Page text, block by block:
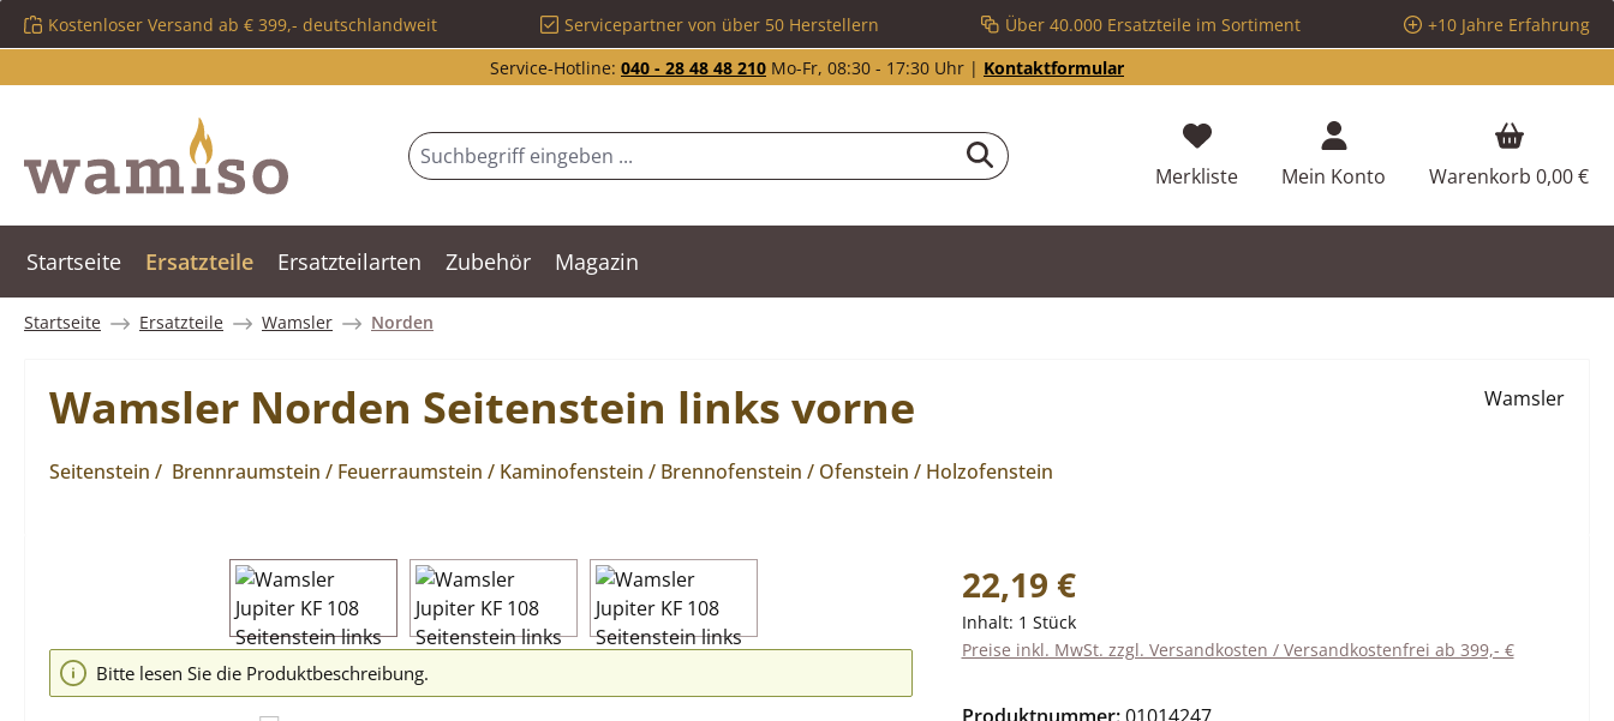
Hauptinhalt springen
Zur Suche springen
Zur Hauptnavigation springen
Kostenloser Versand ab € 399,- deutschlandweit Servicepartner von über 50 Herstellern Über 40.000 Ersatzteile im Sortiment
+10 Jahre Erfahrung
Service-Hotline: 040 - 28 48 48 210 Mo-Fr, 08:30 - 17:30 Uhr | Kontaktformular
MerklisteDu hast 0 Produkte auf dem Merkzettel
Mein Konto Warenkorb 0,00 €
Startseite Ersatzteile Ersatzteilarten Zubehör Magazin
Startseite Ersatzteile Wamsler Norden
Wamsler Norden Seitenstein links vorne
Seitenstein / Brennraumstein / Feuerraumstein / Kaminofenstein / Brennofenstein / Ofenstein / Holzofenstein
Wamsler
Bildergalerie überspringen
Bitte lesen Sie die Produktbeschreibung.
Regulärer Preis:
22,19 €
Inhalt: 1 Stück
Preise inkl. MwSt. zzgl. Versandkosten / Versandkostenfrei ab 399,- €